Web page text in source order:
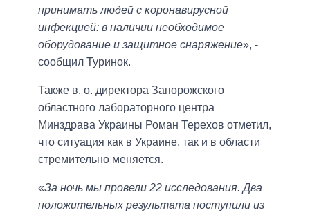
принимать людей с коронавирусной
инфекцией: в наличии необходимое
оборудование и защитное снаряжение», -
сообщил Туринок.
Также в. о. директора Запорожского
областного лабораторного центра
Минздрава Украины Роман Терехов отметил,
что ситуация как в Украине, так и в области
стремительно меняется.
«За ночь мы провели 22 исследования. Два
положительных результата поступили из